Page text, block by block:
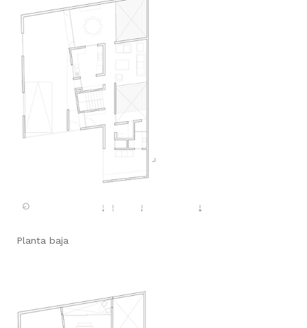
Planta baja